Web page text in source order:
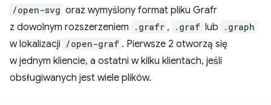
/open-svg oraz wymyślony format pliku Grafr
z dowolnym rozszerzeniem
.grafr , .graf lub .graph
w lokalizacji /open-graf . Pierwsze 2 otworzą się
w jednym kliencie, a ostatni w kilku klientach, jeśli
obsługiwanych jest wiele plików.